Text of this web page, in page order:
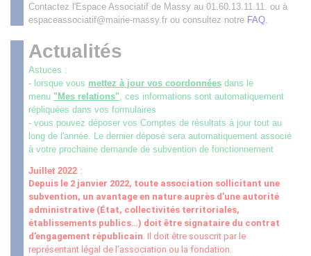
Contactez l'Espace Associatif de Massy au 01.60.13.11.11. ou à
espaceassociatif@mairie-massy.fr ou consultez notre FAQ.
Actualités
Astuces :
- lorsque vous mettez à jour vos coordonnées dans le
menu "Mes relations", ces informations sont automatiquement
répliquées dans vos formulaires
- vous pouvez déposer vos Comptes de résultats à jour tout au
long de l'année. Le dernier déposé sera automatiquement associé
à votre prochaine demande de subvention de fonctionnement
Juillet 2022 :
Depuis le 2 janvier 2022, toute association sollicitant une
subvention, un avantage en nature auprès d’une autorité
administrative (État, collectivités territoriales,
établissements publics…) doit être signataire du contrat
d’engagement républicain. Il doit être souscrit par le
représentant légal de l’association ou la fondation.